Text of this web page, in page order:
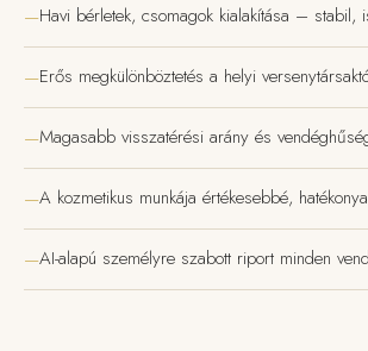
Havi bérletek, csomagok kialakítása – stabil,
Erős megkülönböztetés a helyi
Magasabb visszatérési arány és
A kozmetikus munkája értékesebbé,
AI-alapú személyre szabott riport minden